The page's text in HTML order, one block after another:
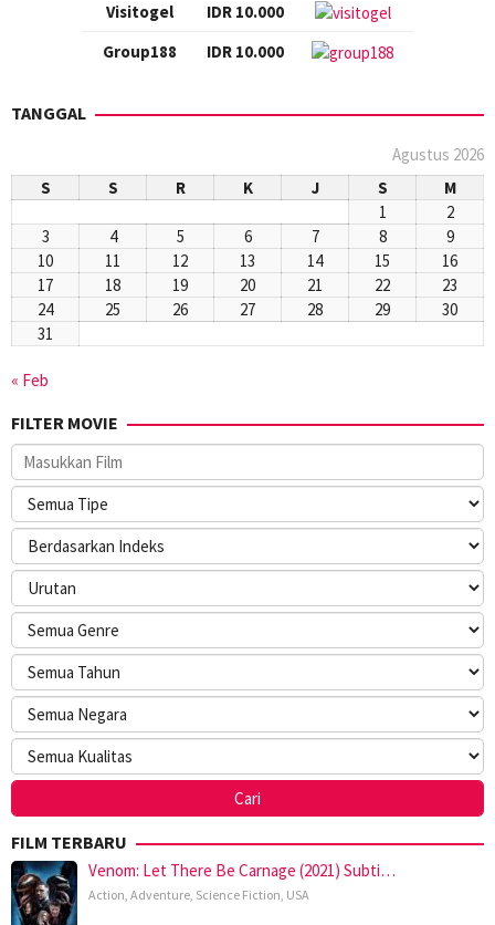
Visitogel
IDR 10.000
Group188
IDR 10.000
TANGGAL
Agustus 2026
S
S R K J S
M
1
2
3
4 5 6 7 8
9
10
11 12 13 14 15
16
17
18 19 20 21 22
23
24
25 26 27 28 29
30
31
« Feb
FILTER MOVIE
FILM TERBARU
Venom: Let There Be Carnage (2021) Subti…
Action, Adventure, Science Fiction, USA